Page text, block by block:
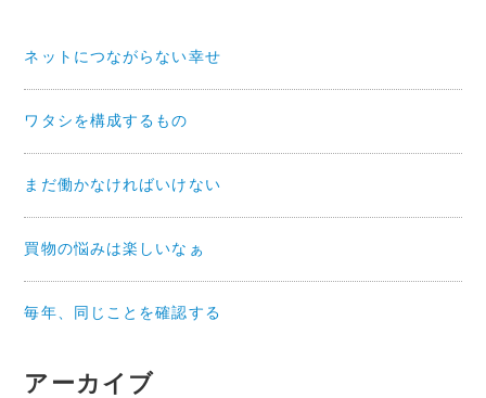
ン
ネットにつながらない幸せ
ワタシを構成するもの
まだ働かなければいけない
買物の悩みは楽しいなぁ
毎年、同じことを確認する
アーカイブ